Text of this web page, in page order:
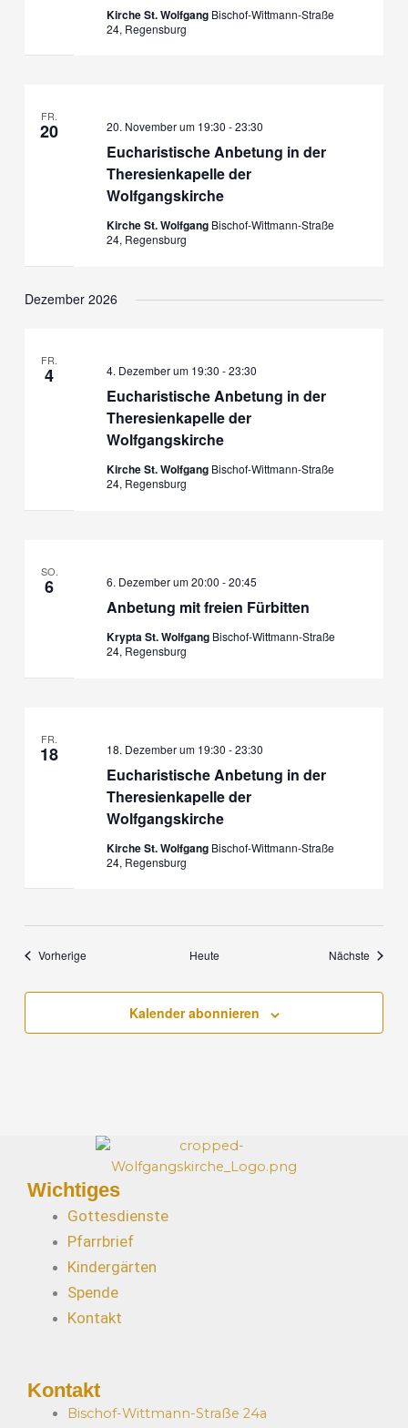
Kirche St. Wolfgang Bischof-Wittmann-Straße
24, Regensburg
FR.
20
Eucharistische Anbetung in der
Theresienkapelle der
Wolfgangskirche
20. November um 19:30 -23:30
Kirche St. Wolfgang Bischof-Wittmann-Straße
24, Regensburg
Dezember 2026
FR.
4
Eucharistische Anbetung in der
Theresienkapelle der
Wolfgangskirche
4. Dezember um 19:30 -23:30
Kirche St. Wolfgang Bischof-Wittmann-Straße
24, Regensburg
SO.
6
Anbetung mit freien Fürbitten
6. Dezember um 20:00 -20:45
Krypta St. Wolfgang Bischof-Wittmann-Straße
24, Regensburg
FR.
18
Eucharistische Anbetung in der
Theresienkapelle der
Wolfgangskirche
18. Dezember um 19:30 -23:30
Kirche St. Wolfgang Bischof-Wittmann-Straße
24, Regensburg
Vorherige Heute Nächste
Kalender abonnieren
Wichtiges
Gottesdienste
Pfarrbrief
Kindergärten
Spende
Kontakt
Kontakt
Bischof-Wittmann-Straße 24a